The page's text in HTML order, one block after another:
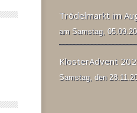
Trödelmarkt im
am Samstag,
KlosterAdvent
Samstag, den